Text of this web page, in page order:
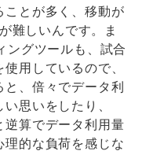
ことが多く、移動が
難しいんです。ま
ングツールも、試合
用しているので、
、倍々でデータ利
思いをしたり、
逆算でデータ利用量
理的な負荷を感じな